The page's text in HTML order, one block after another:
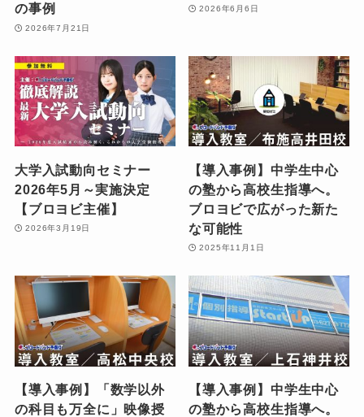
の事例
2026年7月21日
2026年6月6日
大学入試動向セミナー
2026年5月～実施決定
【ブロヨビ主催】
2026年3月19日
【導入事例】中学生中心
の塾から高校生指導へ。
ブロヨビで広がった新た
な可能性
2025年11月1日
【導入事例】「数学以外
の科目も万全に」映像授
【導入事例】中学生中心
の塾から高校生指導へ。